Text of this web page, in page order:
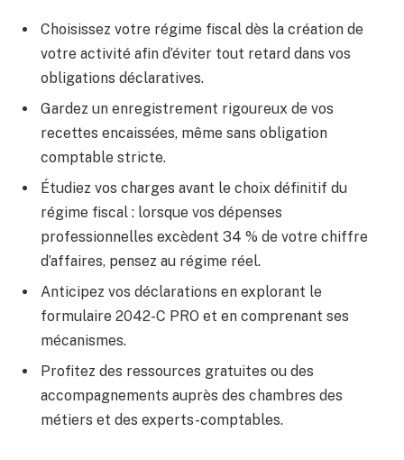
Choisissez votre régime fiscal dès la création de
votre activité afin d’éviter tout retard dans vos
obligations déclaratives.
Gardez un enregistrement rigoureux de vos
recettes encaissées, même sans obligation
comptable stricte.
Étudiez vos charges avant le choix définitif du
régime fiscal : lorsque vos dépenses
professionnelles excèdent 34 % de votre chiffre
d’affaires, pensez au régime réel.
Anticipez vos déclarations en explorant le
formulaire 2042-C PRO et en comprenant ses
mécanismes.
Profitez des ressources gratuites ou des
accompagnements auprès des chambres des
métiers et des experts-comptables.